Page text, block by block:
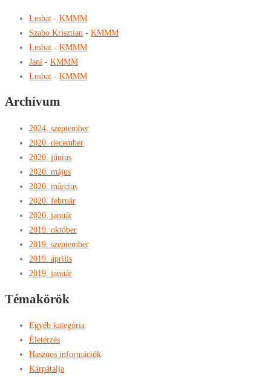
Lesbat - KMMM
Szabo Krisztian - KMMM
Lesbat - KMMM
Jani - KMMM
Lesbat - KMMM
Archívum
2024. szeptember
2020. december
2020. június
2020. május
2020. március
2020. február
2020. január
2019. október
2019. szeptember
2019. április
2019. január
Témakörök
Egyéb kategória
Életérzés
Hasznos információk
Kárpátalja